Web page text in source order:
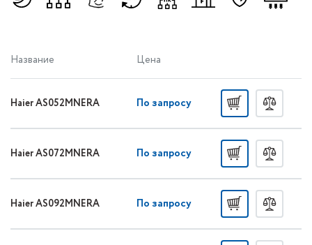
Название Цена
Haier AS052MNERA По запросу
Haier AS072MNERA По запросу
Haier AS092MNERA По запросу